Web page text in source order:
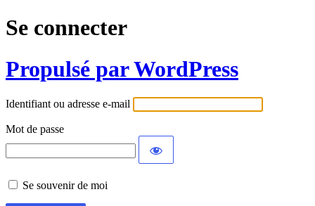
Se connecter
Propulsé par WordPress
Identifiant ou adresse e-mail
Mot de passe
Se souvenir de moi